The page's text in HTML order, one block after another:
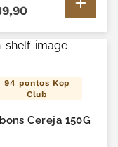
,90
94 pontos Kop
Club
Cereja 150G